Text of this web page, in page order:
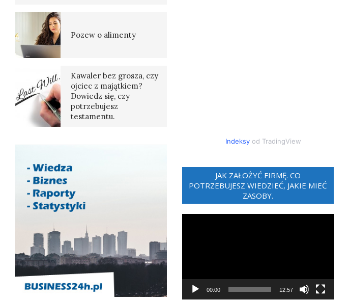
Pozew o alimenty
Kawaler bez grosza, czy
ojciec z majątkiem?
Dowiedz się, czy
potrzebujesz
testamentu.
Indeksy od TradingView
JAK ZAŁOŻYĆ FIRMĘ. CO
POTRZEBUJESZ WIEDZIEĆ, JAKIE MIEĆ
ZASOBY.
00:00 12:57